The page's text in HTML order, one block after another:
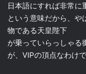
日本語にすれば非常に
という意味だから、や
物である天皇陛下
が乗っていらっしゃる
が、VIPの頂点なわけで